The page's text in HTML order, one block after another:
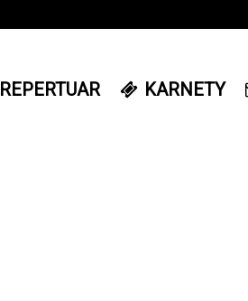
REPERTUAR KARNETY